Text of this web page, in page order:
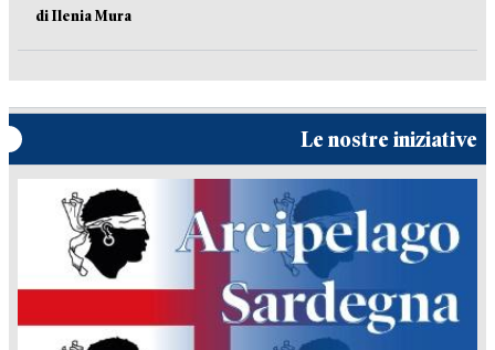
di Ilenia Mura
Le nostre iniziative